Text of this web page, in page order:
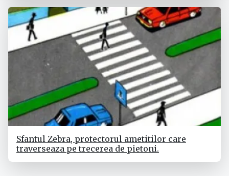
Sfantul Zebra, protectorul ametitilor care
traverseaza pe trecerea de pietoni.